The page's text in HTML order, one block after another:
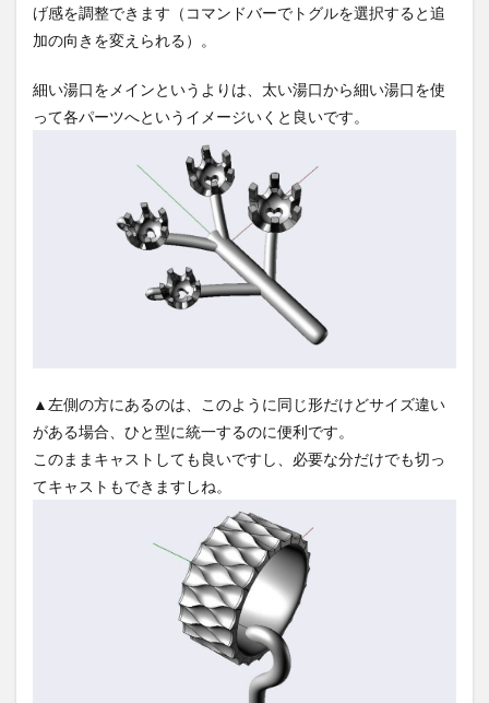
げ感を調整できます（コマンドバーでトグルを選択すると追
加の向きを変えられる）。
細い湯口をメインというよりは、太い湯口から細い湯口を使
って各パーツへというイメージいくと良いです。
▲左側の方にあるのは、このように同じ形だけどサイズ違い
がある場合、ひと型に統一するのに便利です。
このままキャストしても良いですし、必要な分だけでも切っ
てキャストもできますしね。